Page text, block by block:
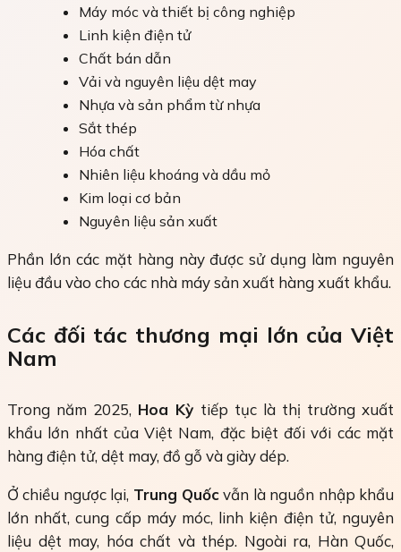
Máy móc và thiết bị công nghiệp
Linh kiện điện tử
Chất bán dẫn
Vải và nguyên liệu dệt may
Nhựa và sản phẩm từ nhựa
Sắt thép
Hóa chất
Nhiên liệu khoáng và dầu mỏ
Kim loại cơ bản
Nguyên liệu sản xuất
Phần lớn các mặt hàng này được sử dụng làm nguyên
liệu đầu vào cho các nhà máy sản xuất hàng xuất khẩu.
Các đối tác thương mại lớn của Việt
Nam
Trong năm 2025, Hoa Kỳ tiếp tục là thị trường xuất
khẩu lớn nhất của Việt Nam, đặc biệt đối với các mặt
hàng điện tử, dệt may, đồ gỗ và giày dép.
Ở chiều ngược lại, Trung Quốcvẫn là nguồn nhập khẩu
lớn nhất, cung cấp máy móc, linh kiện điện tử, nguyên
liệu dệt may, hóa chất và thép. Ngoài ra, Hàn Quốc,